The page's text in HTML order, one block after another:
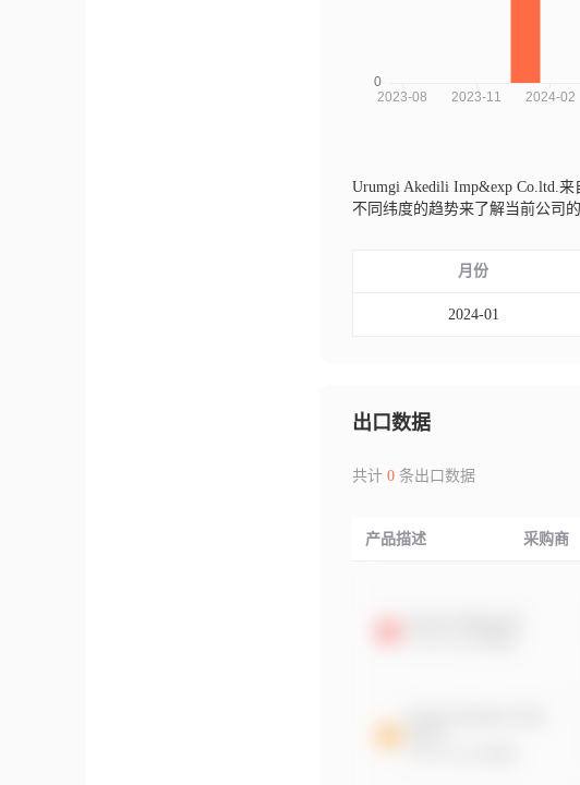
Urumgi Akedili Imp&exp Co.ltd.来
不同纬度的趋势来了解当前公司
月份
2024-01
出口数据
共计 0条出口数据
产品描述 采购商